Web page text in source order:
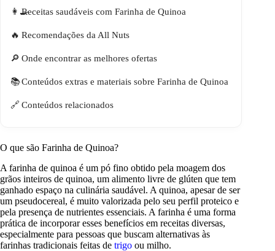
Receitas saudáveis com Farinha de Quinoa
Recomendações da All Nuts
Onde encontrar as melhores ofertas
Conteúdos extras e materiais sobre Farinha de Quinoa
Conteúdos relacionados
O que são Farinha de Quinoa?
A farinha de quinoa é um pó fino obtido pela moagem dos
grãos inteiros de quinoa, um alimento livre de glúten que tem
ganhado espaço na culinária saudável. A quinoa, apesar de ser
um pseudocereal, é muito valorizada pelo seu perfil proteico e
pela presença de nutrientes essenciais. A farinha é uma forma
prática de incorporar esses benefícios em receitas diversas,
especialmente para pessoas que buscam alternativas às
farinhas tradicionais feitas de trigo ou milho.